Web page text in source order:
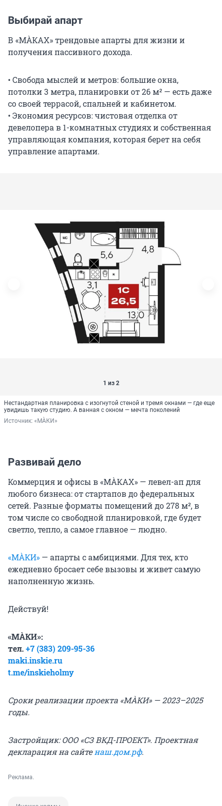
Выбирай апарт
В «МÀКАХ» трендовые апарты для жизни и
получения пассивного дохода.
• Свобода мыслей и метров: большие окна,
потолки 3 метра, планировки от 26 м² — есть даже
со своей террасой, спальней и кабинетом.
• Экономия ресурсов: чистовая отделка от
девелопера в 1-комнатных студиях и собственная
управляющая компания, которая берет на себя
управление апартами.
1 из 2
Нестандартная планировка с изогнутой стеной и тремя окнами — где еще
увидишь такую студию. А ванная с окном — мечта поколений
Источник: «МÀКИ»
Развивай дело
Коммерция и офисы в «МÀКАХ» — левел-ап для
любого бизнеса: от стартапов до федеральных
сетей. Разные форматы помещений до 278 м², в
том числе со свободной планировкой, где будет
светло, тепло, а самое главное — людно.
«МÀКИ» — апарты с амбициями. Для тех, кто
ежедневно бросает себе вызовы и живет самую
наполненную жизнь.
Действуй!
«МÀКИ»:
тел.+7 (383) 209-95-36
maki.inskie.ru
t.me/inskieholmy
Сроки реализации проекта «МÀКИ» — 2023–2025
годы.
Застройщик: ООО «СЗ ВКД-ПРОЕКТ». Проектная
декларация на сайте наш.дом.рф.
Реклама.